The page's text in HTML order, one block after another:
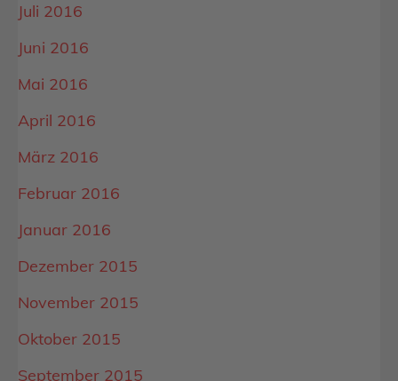
Juli 2016
Juni 2016
Mai 2016
April 2016
März 2016
Februar 2016
Januar 2016
Dezember 2015
November 2015
Oktober 2015
September 2015